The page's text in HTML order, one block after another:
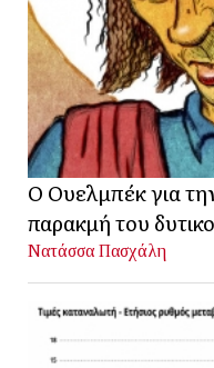
Ο Ουελμπέκ για
παρακμή του
Νατάσσα Πασχάλη